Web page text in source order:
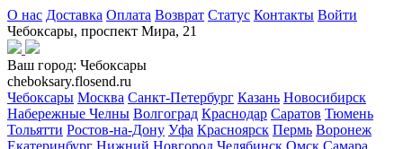
О нас Доставка Оплата Возврат Статус Контакты Войти
Чебоксары, проспект Мира, 21
Ваш город: Чебоксары
cheboksary.flosend.ru
Чебоксары Москва Санкт-Петербург Казань Новосибирск
Набережные Челны Волгоград Краснодар Саратов Тюмень
Тольятти Ростов-на-Дону Уфа Красноярск Пермь Воронеж
Екатеринбург Нижний Новгород Челябинск Омск Самара